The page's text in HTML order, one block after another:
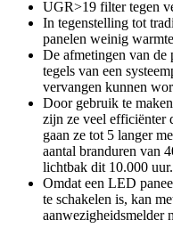
UGR>19 filter tegen
In tegenstelling tot
panelen weinig
De afmetingen van de
tegels van een
vervangen kunnen
Door gebruik te
zijn ze veel efficiënter
gaan ze tot 5 langer
aantal branduren van
lichtbak dit 10.000 uur.
Omdat een LED
te schakelen is, kan
aanwezigheidsmelder